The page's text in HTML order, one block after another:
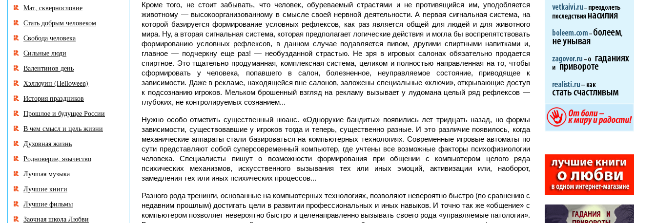
Кроме того, не стоит забывать, что человек, обуреваемый страстями и не противящийся им, уподобляется
животному — высокоорганизованному в смысле своей нервной деятельности. А первая сигнальная система, на
которой базируется формирование условных рефлексов, как раз является общей для людей и для животного
мира. Ну, а вторая сигнальная система, которая предполагает логические действия и могла бы воспрепятствовать
формированию условных рефлексов, в данном случае подавляется пивом, другими спиртными напитками и,
главное — подчеркну еще раз! — необузданной страстью. Не зря в игровых салонах обязательно продается
спиртное. Это тщательно продуманная, комплексная система, целиком и полностью направленная на то, чтобы
сформировать у человека, попавшего в салон, болезненное, неуправляемое состояние, приводящее к
зависимости. Даже в рекламе, находящейся вне салонов, заложены специальные «ключи», открывающие доступ
к подсознанию игроков. Мельком брошенный взгляд на рекламу вызывает у лудомана целый ряд рефлексов —
глубоких, не контролируемых сознанием...
Нужно особо отметить существенный нюанс. «Однорукие бандиты» появились лет тридцать назад, но формы
зависимости, существовавшие у игроков тогда и теперь, существенно разные. И это различие появилось, когда
механические аппараты стали базироваться на компьютерных технологиях. Современные игровые автоматы по
сути представляют собой суперсовременный компьютер, где учтены все возможные факторы психофизиологии
человека. Специалисты пишут о возможности формирования при общении с компьютером целого ряда
психических механизмов, искусственного вызывания тех или иных эмоций, активизации или, наоборот,
замедления тех или иных психических процессов...
Разного рода тренинги, основанные на компьютерных технологиях, позволяют невероятно быстро (по сравнению с
недавним прошлым) достигать цели в развитии профессиональных и иных навыков. И точно так же «общение» с
компьютером позволяет невероятно быстро и целенаправленно вызывать своего рода «управляемые патологии».
Мат, сквернословие
Стать добрым человеком
Свобода человека
Сильные люди
Валентинов день
Хэллоуин (Helloween)
История праздников
Прошлое и будущее России
В чем смысл и цель жизни
Духовная жизнь
Родноверие, язычество
Лучшая музыка
Лучшие книги
Лучшие фильмы
Заочная школа Любви